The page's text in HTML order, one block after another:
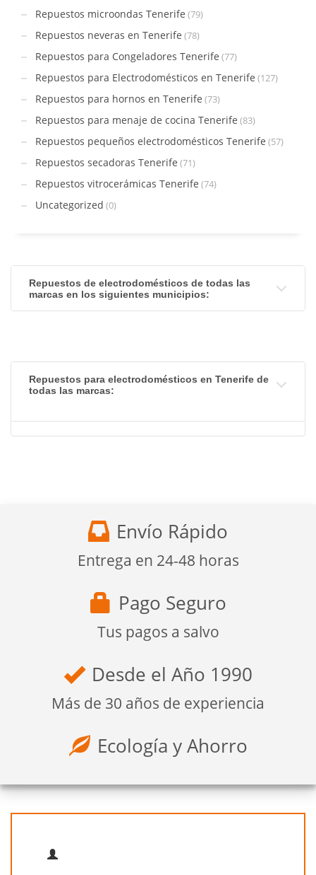
Repuestos microondas Tenerife (79)
Repuestos neveras en Tenerife (78)
Repuestos para Congeladores Tenerife (77)
Repuestos para Electrodomésticos en Tenerife (127)
Repuestos para hornos en Tenerife (73)
Repuestos para menaje de cocina Tenerife (83)
Repuestos pequeños electrodomésticos Tenerife (57)
Repuestos secadoras Tenerife (71)
Repuestos vitrocerámicas Tenerife (74)
Uncategorized (0)
Repuestos de electrodomésticos de todas las
marcas en los siguientes municipios:
Repuestos para electrodomésticos en Tenerife de
todas las marcas:
Envío Rápido
Entrega en 24-48 horas
Pago Seguro
Tus pagos a salvo
Desde el Año 1990
Más de 30 años de experiencia
Ecología y Ahorro